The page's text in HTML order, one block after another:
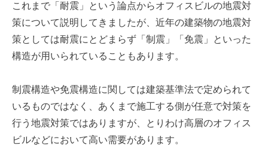
これまで「耐震」という論点からオフィスビルの地震対
策について説明してきましたが、近年の建築物の地震対
策としては耐震にとどまらず「制震」「免震」といった
構造が用いられていることもあります。
制震構造や免震構造に関しては建築基準法で定められて
いるものではなく、あくまで施工する側が任意で対策を
行う地震対策ではありますが、とりわけ高層のオフィス
ビルなどにおいて高い需要があります。